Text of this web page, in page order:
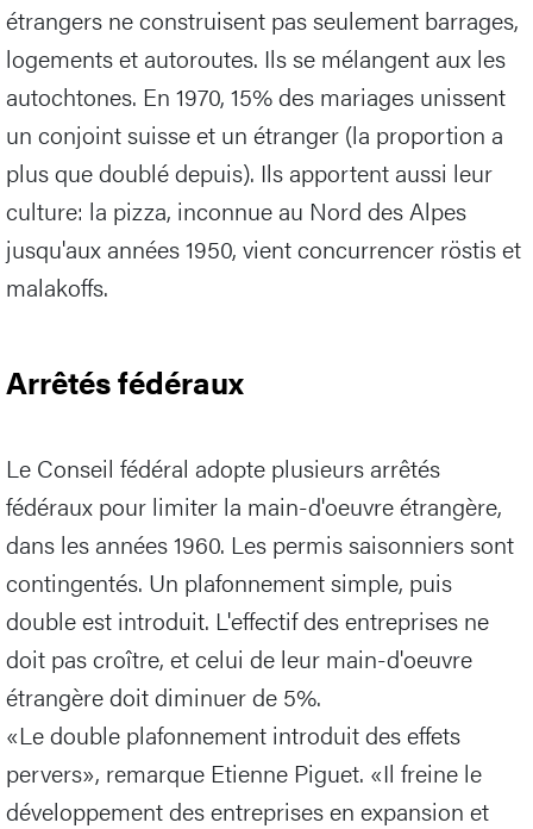
étrangers ne construisent pas seulement barrages,
logements et autoroutes. Ils se mélangent aux les
autochtones. En 1970, 15% des mariages unissent
un conjoint suisse et un étranger (la proportion a
plus que doublé depuis). Ils apportent aussi leur
culture: la pizza, inconnue au Nord des Alpes
jusqu'aux années 1950, vient concurrencer röstis et
malakoffs.
Arrêtés fédéraux
Le Conseil fédéral adopte plusieurs arrêtés
fédéraux pour limiter la main-d'oeuvre étrangère,
dans les années 1960. Les permis saisonniers sont
contingentés. Un plafonnement simple, puis
double est introduit. L'effectif des entreprises ne
doit pas croître, et celui de leur main-d'oeuvre
étrangère doit diminuer de 5%.
«Le double plafonnement introduit des effets
pervers», remarque Etienne Piguet. «Il freine le
développement des entreprises en expansion et